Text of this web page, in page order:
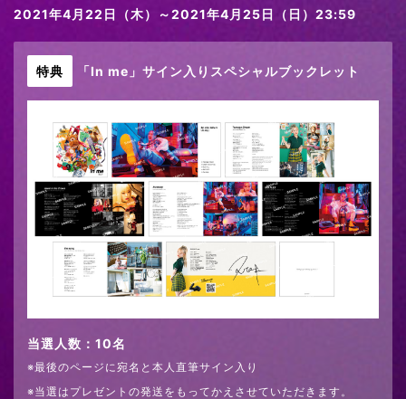
2021年4月22日（木）～2021年4月25日（日）23:59
特典 「In me」サイン入りスペシャルブックレット
当選人数：10名
※最後のページに宛名と本人直筆サイン入り
※当選はプレゼントの発送をもってかえさせていただきます。